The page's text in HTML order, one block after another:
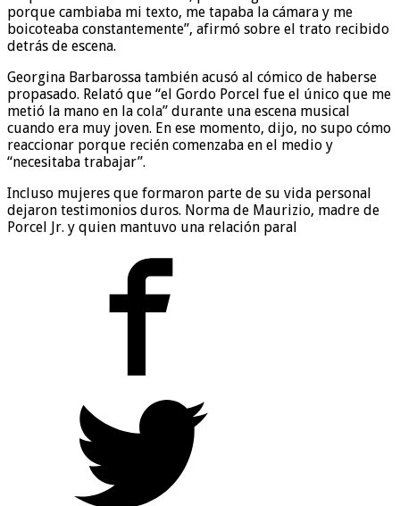
porque cambiaba mi texto, me tapaba la cámara y me
boicoteaba constantemente”, afirmó sobre el trato recibido
detrás de escena.
Georgina Barbarossa también acusó al cómico de haberse
propasado. Relató que “el Gordo Porcel fue el único que me
metió la mano en la cola” durante una escena musical
cuando era muy joven. En ese momento, dijo, no supo cómo
reaccionar porque recién comenzaba en el medio y
“necesitaba trabajar”.
Incluso mujeres que formaron parte de su vida personal
dejaron testimonios duros. Norma de Maurizio, madre de
Porcel Jr. y quien mantuvo una relación paral